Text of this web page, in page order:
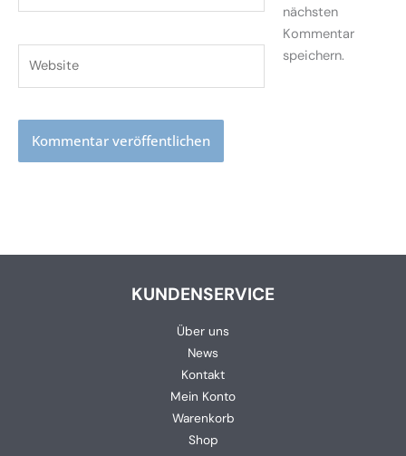
nächsten
Kommentar
speichern.
KUNDENSERVICE
Über uns
News
Kontakt
Mein Konto
Warenkorb
Shop